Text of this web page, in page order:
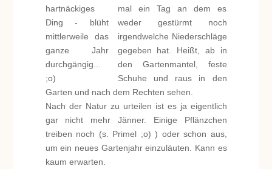
mal ein Tag an dem es
weder gestürmt noch
irgendwelche Niederschläge
gegeben hat. Heißt, ab in
den Gartenmantel, feste
Schuhe und raus in den
Garten und nach dem Rechten sehen.
Nach der Natur zu urteilen ist es ja eigentlich
gar nicht mehr Jänner. Einige Pflänzchen
treiben noch (s. Primel ;o) ) oder schon aus,
um ein neues Gartenjahr einzuläuten. Kann es
kaum erwarten.